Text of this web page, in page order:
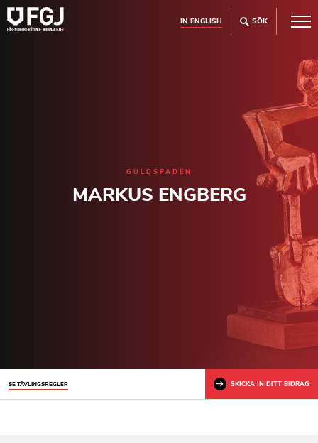
IN ENGLISH SÖK
GULDSPADEN
MARKUS ENGBERG
SE TÄVLINGSREGLER SKICKA IN DITT BIDRAG